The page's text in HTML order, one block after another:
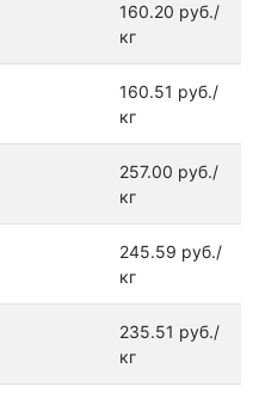
160.20 руб./
кг
160.51 руб./
кг
257.00 руб./
кг
245.59 руб./
кг
235.51 руб./
кг